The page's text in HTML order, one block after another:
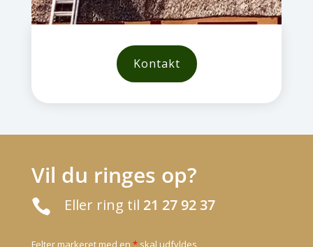
Kontakt
Vil du ringes op?
 Eller ring til 21 27 92 37
Felter markeret med en *skal udfyldes